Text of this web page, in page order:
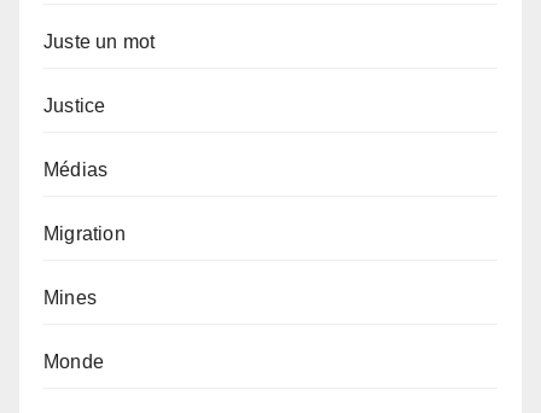
Juste un mot
Justice
Médias
Migration
Mines
Monde